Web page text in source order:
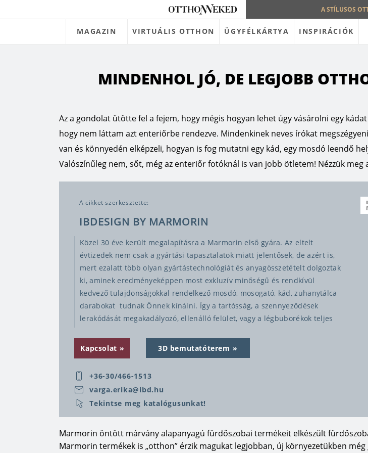
A STÍLUSOS
MAGAZIN VIRTUÁLIS OTTHON ÜGYFÉLKÁRTYA INSPIRÁCIÓK
MINDENHOL JÓ, DE LEGJOBB
Az a gondolat ütötte fel a fejem, hogy mégis hogyan lehet úgy vásárolni egy
hogy nem láttam azt enteriőrbe rendezve. Mindenkinek neves írókat
van és könnyedén elképzeli, hogyan is fog mutatni egy kád, egy mosdó leendő
Valószínűleg nem, sőt, még az enteriőr fotóknál is van jobb ötletem! Nézzük meg
A cikket szerkesztette:
IBDESIGN BY MARMORIN
Közel 30 éve került megalapításra a Marmorin első gyára. Az eltelt
évtizedek nem csak a gyártási tapasztalatok miatt jelentősek, de azért is,
mert ezalatt több olyan gyártástechnológiát és anyagösszetételt dolgoztak
ki, aminek eredményeképpen most exkluzív minőségű és rendkívül
kedvező tulajdonságokkal rendelkező mosdó, mosogató, kád, zuhanytálca
darabokat tudnak Önnek kínálni. Így a tartósság, a szennyeződések
lerakódását megakadályozó, ellenálló felület, vagy a légbuborékok teljes
időtálló és mégis praktikus terméket vihet otthonába.
említeni, hogy a Marmorin mosdók öntött márvány alapanyaga többek
között azt is lehetővé teszi, hogy fényes illetve matt felületű termékeket
egyaránt megtaláljon kínálatukban. Az öntött márvány alapanyagú
termékek kellemes lágy tapintású, nem hideg felületet biztosítanak. A
széles forma- és méretválaszték nem csak a már megszokott típusokat, de
speciális változatokat is jelent. A könnyű beépíthetőség mellett a használat
Kapcsolat 3D bemutatóterem
+36-30/466-1513
varga.erika@ibd.hu
Tekintse meg katalógusunkat!
Marmorin öntött márvány alapanyagú fürdőszobai termékeit elkészült
Marmorin termékek is „otthon” érzik magukat legjobban, új környezetükben